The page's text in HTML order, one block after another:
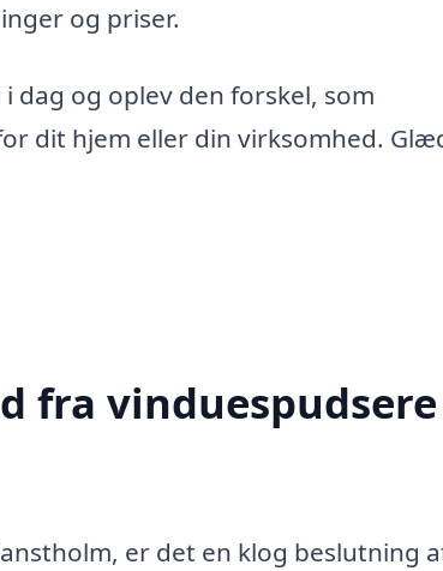
og priser.
dag og oplev den forskel, som
dit hjem eller din virksomhed.
fra
er det en klog beslutning